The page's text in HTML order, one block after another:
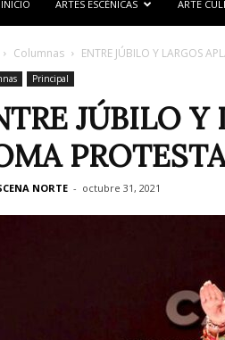
INICIO ARTES ESCÉNICAS ARTE
Columnas ENTRE JÚBILO Y LARGOS
Principal
JÚBILO Y
NORTE - octubre 31, 2021